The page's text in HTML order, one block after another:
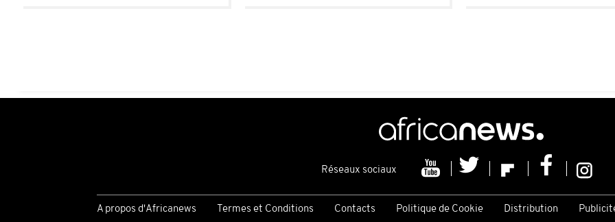
Réseaux sociaux
A propos d'Africanews Termes et Conditions Contacts Politique de Cookie Distribution